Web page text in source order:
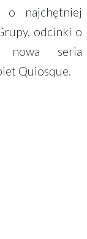
o najchętniej
odcinki o
nowa seria
Quiosque.